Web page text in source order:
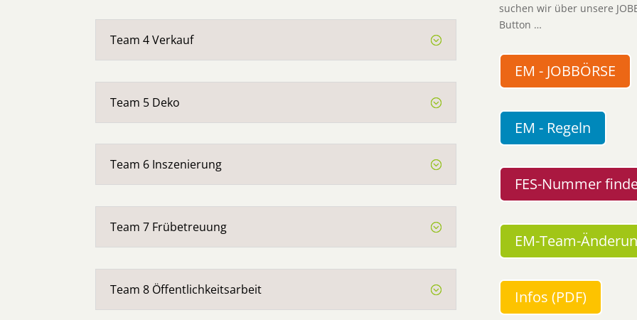
Team 4 Verkauf
Team 5 Deko
Team 6 Inszenierung
Team 7 Frübetreuung
Team 8 Öffentlichkeitsarbeit
suchen wir über unsere
Button …
EM - JOBBÖRSE
EM - Regeln
FES-Nummer
EM-Team-
Infos (PDF)